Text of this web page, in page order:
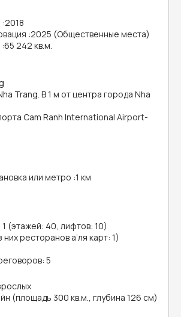
:2018
:2025 (Общественные места)
:65 242 кв.м.
Trang. В 1 м от центра города Nha
Cam Ranh International Airport-
или метро :1 км
(этажей: 40, лифтов: 10)
ресторанов а’ля карт: 1)
5
(площадь 300 кв.м., глубина 126 см)